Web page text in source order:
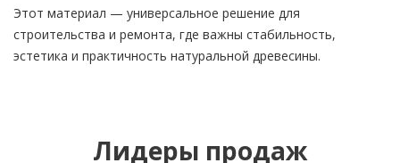
Этот материал — универсальное решение для
строительства и ремонта, где важны стабильность,
эстетика и практичность натуральной древесины.
Лидеры продаж